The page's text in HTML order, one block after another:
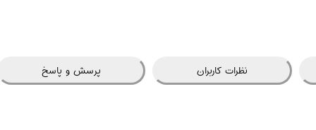
نظرات کاربران پرسش و پاسخ